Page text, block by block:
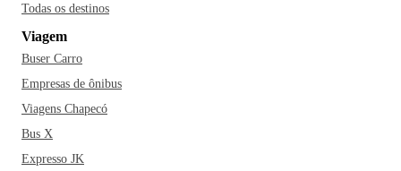
Todas os destinos
Viagem
Buser Carro
Empresas de ônibus
Viagens Chapecó
Bus X
Expresso JK